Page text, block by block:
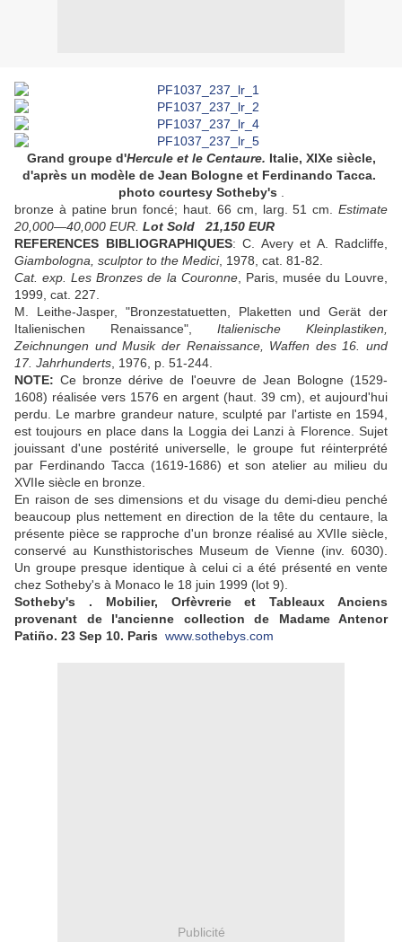
Grand groupe d'Hercule et le Centaure. Italie, XIXe siècle,
d'après un modèle de Jean Bologne et Ferdinando Tacca.
photo courtesy Sotheby's
bronze à patine brun foncé; haut. 66 cm, larg. 51 cm. Estimate
20,000—40,000 EUR. Lot Sold
21,150 EUR
REFERENCES BIBLIOGRAPHIQUES: C. Avery et A. Radcliffe,
Giambologna, sculptor to the Medici, 1978, cat. 81-82.
Cat. exp. Les Bronzes de la Couronne, Paris, musée du Louvre,
1999, cat. 227.
M. Leithe-Jasper, "Bronzestatuetten, Plaketten und Gerät der
Italienischen Renaissance", Italienische Kleinplastiken,
Zeichnungen und Musik der Renaissance, Waffen des 16. und
17. Jahrhunderts , 1976, p. 51-244.
NOTE:Ce bronze dérive de l'oeuvre de Jean Bologne (1529-
1608) réalisée vers 1576 en argent (haut. 39 cm), et aujourd'hui
perdu. Le marbre grandeur nature, sculpté par l'artiste en 1594,
est toujours en place dans la Loggia dei Lanzi à Florence. Sujet
jouissant d'une postérité universelle, le groupe fut réinterprété
par Ferdinando Tacca (1619-1686) et son atelier au milieu du
XVIIe siècle en bronze.
En raison de ses dimensions et du visage du demi-dieu penché
beaucoup plus nettement en direction de la tête du centaure, la
présente pièce se rapproche d'un bronze réalisé au XVIIe siècle,
conservé au Kunsthistorisches Museum de Vienne (inv. 6030).
Un groupe presque identique à celui ci a été présenté en vente
chez Sotheby's à Monaco le 18 juin 1999 (lot 9).
Sotheby's . Mobilier, Orfèvrerie et Tableaux Anciens
provenant de l'ancienne collection de Madame Antenor
Patiño. 23 Sep 10. Paris www.sothebys.com
Publicité